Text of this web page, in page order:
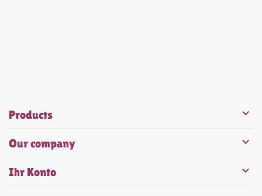
Products 
Our company 
Ihr Konto 